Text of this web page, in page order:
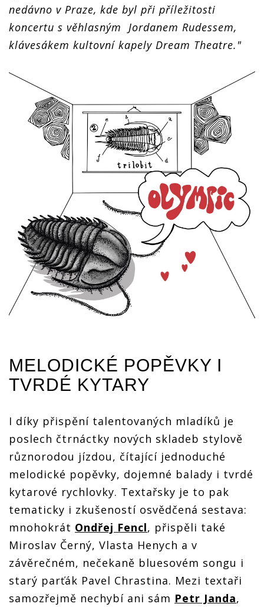
nedávno v Praze, kde byl při příležitosti
koncertu s věhlasným Jordanem Rudessem,
klávesákem kultovní kapely Dream Theatre."
MELODICKÉ POPĚVKY I
TVRDÉ KYTARY
I díky přispění talentovaných mladíků je
poslech čtrnáctky nových skladeb stylově
různorodou jízdou, čítající jednoduché
melodické popěvky, dojemné balady i tvrdé
kytarové rychlovky. Textařsky je to pak
tematicky i zkušeností osvědčená sestava:
mnohokrát Ondřej Fencl, přispěli také
Miroslav Černý, Vlasta Henych a v
závěrečném, nečekaně bluesovém songu i
starý parťák Pavel Chrastina. Mezi textaři
samozřejmě nechybí ani sám Petr Janda,